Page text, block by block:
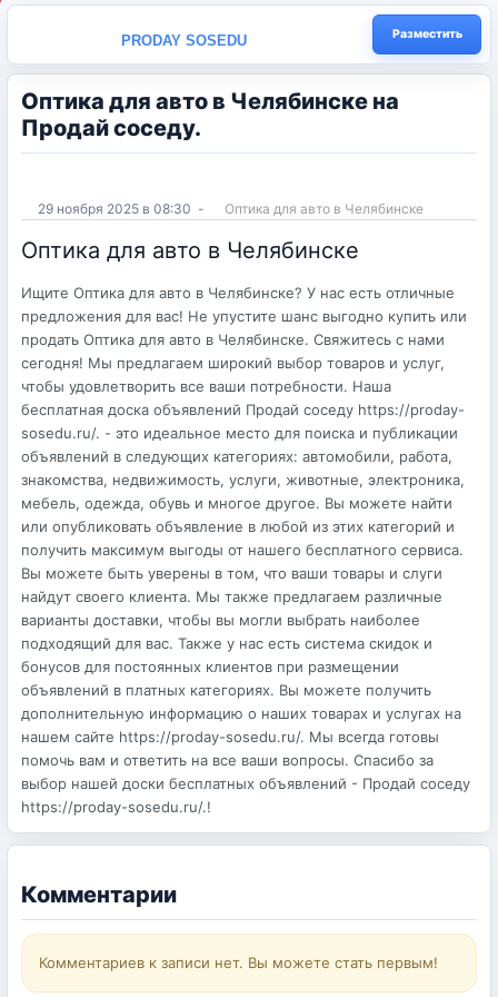
PRODAY SOSEDU Разместить
Оптика для авто в Челябинске на
Продай соседу.
29 ноября 2025 в 08:30 - Оптика для авто в Челябинске
Оптика для авто в Челябинске
Ищите Оптика для авто в Челябинске? У нас есть отличные
предложения для вас! Не упустите шанс выгодно купить или
продать Оптика для авто в Челябинске. Свяжитесь с нами
сегодня! Мы предлагаем широкий выбор товаров и услуг,
чтобы удовлетворить все ваши потребности. Наша
бесплатная доска объявлений Продай соседу https://proday-
sosedu.ru/. - это идеальное место для поиска и публикации
объявлений в следующих категориях: автомобили, работа,
знакомства, недвижимость, услуги, животные, электроника,
мебель, одежда, обувь и многое другое. Вы можете найти
или опубликовать объявление в любой из этих категорий и
получить максимум выгоды от нашего бесплатного сервиса.
Вы можете быть уверены в том, что ваши товары и слуги
найдут своего клиента. Мы также предлагаем различные
варианты доставки, чтобы вы могли выбрать наиболее
подходящий для вас. Также у нас есть система скидок и
бонусов для постоянных клиентов при размещении
объявлений в платных категориях. Вы можете получить
дополнительную информацию о наших товарах и услугах на
нашем сайте https://proday-sosedu.ru/. Мы всегда готовы
помочь вам и ответить на все ваши вопросы. Спасибо за
выбор нашей доски бесплатных объявлений - Продай соседу
https://proday-sosedu.ru/.!
Комментарии
Комментариев к записи нет. Вы можете стать первым!